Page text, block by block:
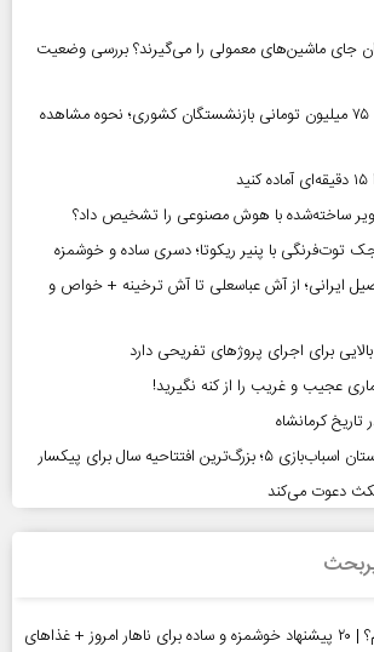
جای ماشین‌های معمولی را می‌گیرند؟ بررسی وضعیت
استعلام وام ضروری ۷۵ میلیون تومانی بازنشستگان کشوری؛ نحوه مشاهده
ساخته‌شده با هوش مصنوعی را تشخیص داد؟
توت‌فرنگی با پنیر ریکوتا؛ دسری ساده و خوشمزه
ایرانی؛ از آش عباسعلی تا آش ترخینه + خواص و
برای اجرای پروژهای تفریحی دارد
عجیب و غریب را از کنه نگیرید!
کرمانشاه
افتتاحیه سال برای پیکسار
مکث دعوت می‌کند
ناهار چی درست کنم؟ | ۲۰ پیشنهاد خوشمزه و ساده برای ناهار امروز + غذاهای